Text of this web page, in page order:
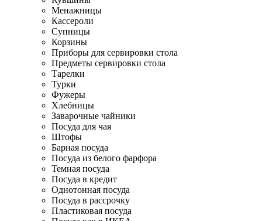
Менажницы
Кассероли
Супницы
Корзины
Приборы для сервировки стола
Предметы сервировки стола
Тарелки
Турки
Фужеры
Хлебницы
Заварочные чайники
Посуда для чая
Штофы
Барная посуда
Посуда из белого фарфора
Темная посуда
Посуда в кредит
Однотонная посуда
Посуда в рассрочку
Пластиковая посуда